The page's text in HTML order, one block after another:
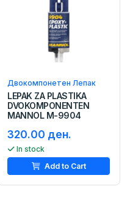
Двокомпонетен Лепак
LEPAK ZA PLASTIKA
DVOKOMPONENTEN
MANNOL M-9904
320.00 ден.
In stock
Add to Cart